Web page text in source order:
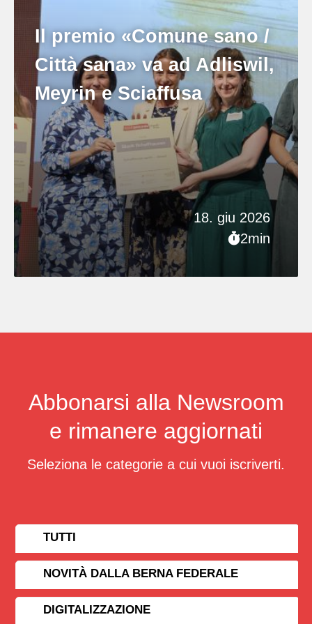
18. giu 2026
2min
Il premio «Comune sano /
Città sana» va ad Adliswil,
Meyrin e Sciaffusa
Abbonarsi alla Newsroom
e rimanere aggiornati
Seleziona le categorie a cui vuoi iscriverti.
TUTTI
NOVITÀ DALLA BERNA FEDERALE
DIGITALIZZAZIONE